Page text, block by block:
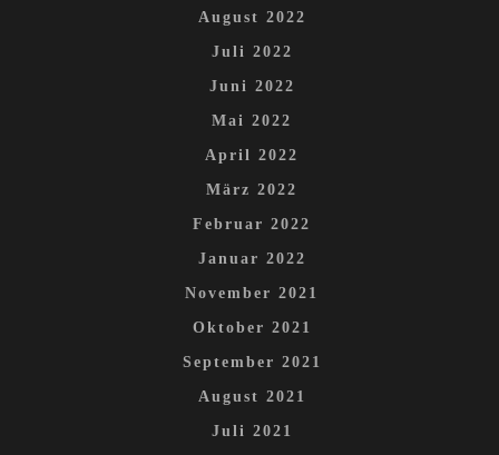
August 2022
Juli 2022
Juni 2022
Mai 2022
April 2022
März 2022
Februar 2022
Januar 2022
November 2021
Oktober 2021
September 2021
August 2021
Juli 2021